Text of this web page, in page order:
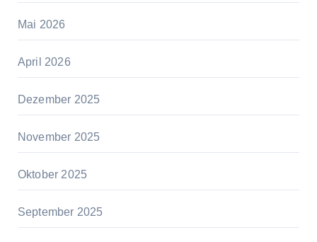
Mai 2026
April 2026
Dezember 2025
November 2025
Oktober 2025
September 2025